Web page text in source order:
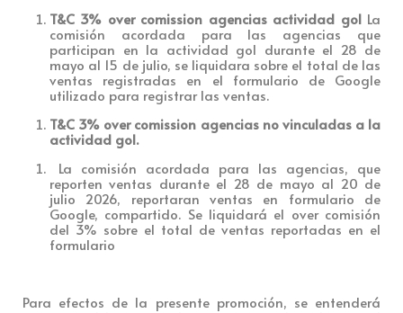
T&C 3% over comission agencias actividad gol La
comisión acordada para las agencias que
participan en la actividad gol durante el 28 de
mayo al 15 de julio, se liquidara sobre el total de las
ventas registradas en el formulario de Google
utilizado para registrar las ventas.
T&C 3% over comission agencias no vinculadas a la
actividad gol.
La comisión acordada para las agencias, que
reporten ventas durante el 28 de mayo al 20 de
julio 2026, reportaran ventas en formulario de
Google, compartido. Se liquidará el over comisión
del 3% sobre el total de ventas reportadas en el
formulario
Para efectos de la presente promoción, se entenderá